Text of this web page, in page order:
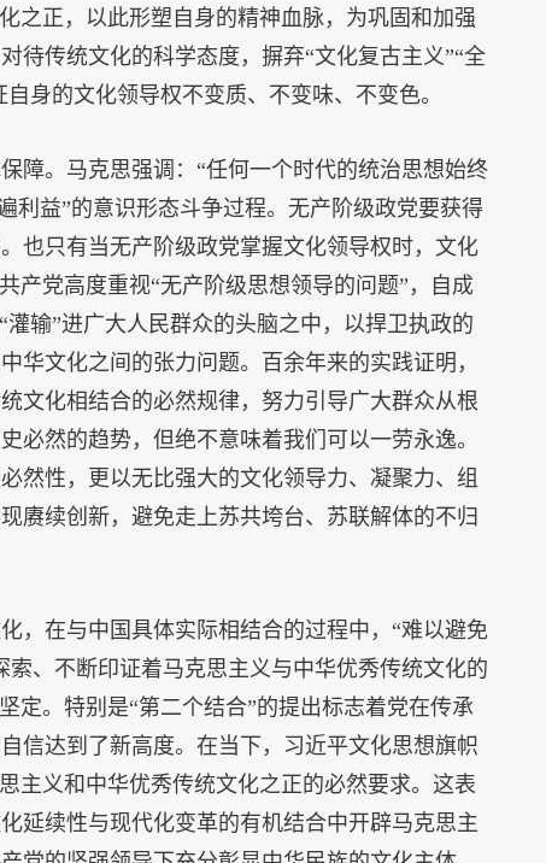
之正，以此形塑自身的精神血脉，为巩固和加强
待传统文化的科学态度，摒弃“文化复古主义”“全
身的文化领导权不变质、不变味、不变色。
障。马克思强调：“任何一个时代的统治思想始终
利益”的意识形态斗争过程。无产阶级政党要获得
也只有当无产阶级政党掌握文化领导权时，文化
产党高度重视“无产阶级思想领导的问题”，自成
输”进广大人民群众的头脑之中，以捍卫执政的
华文化之间的张力问题。百余年来的实践证明，
文化相结合的必然规律，努力引导广大群众从根
必然的趋势，但绝不意味着我们可以一劳永逸。
然性，更以无比强大的文化领导力、凝聚力、组
赓续创新，避免走上苏共垮台、苏联解体的不归
，在与中国具体实际相结合的过程中，“难以避免
、不断印证着马克思主义与中华优秀传统文化的
定。特别是“第二个结合”的提出标志着党在传承
信达到了新高度。在当下，习近平文化思想旗帜
主义和中华优秀传统文化之正的必然要求。这表
延续性与现代化变革的有机结合中开辟马克思主